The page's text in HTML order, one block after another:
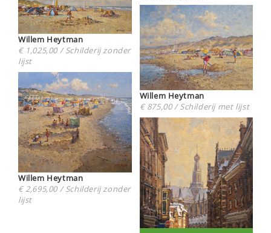
Willem Heytman
€ 1,025,00 / Schilderij zonder
lijst
Willem Heytman
€ 2,695,00 / Schilderij zonder
lijst
Willem Heytman
€ 875,00 / Schilderij met lijst